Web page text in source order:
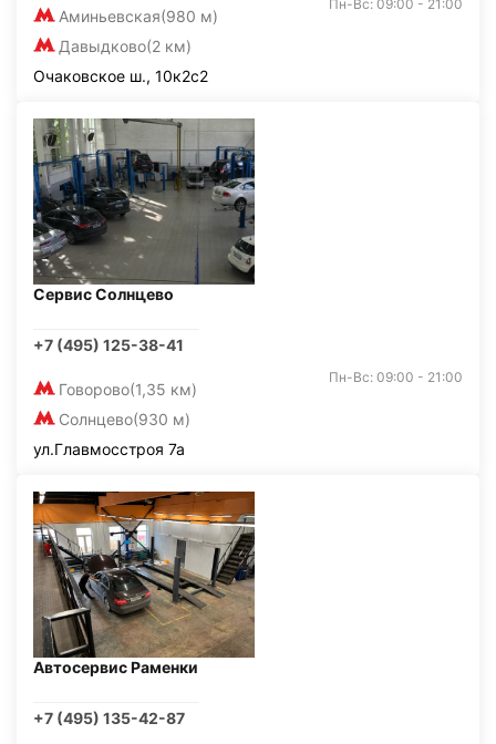
Аминьевская(980 м)
Давыдково(2 км)
Пн-Вс: 09:00 - 21:00
Очаковское ш., 10к2с2
Сервис Солнцево
+7 (495) 125-38-41
Говорово(1,35 км)
Солнцево(930 м)
Пн-Вс: 09:00 - 21:00
ул.Главмосстроя 7а
Автосервис Раменки
+7 (495) 135-42-87